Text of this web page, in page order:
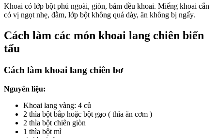
Khoai có lớp bột phủ ngoài, giòn, bám đều khoai. Miếng khoai cắn
có vị ngọt nhẹ, đằm, lớp bột không quá dày, ăn không bị ngấy.
Cách làm các món khoai lang chiên biến
tấu
Cách làm khoai lang chiên bơ
Nguyên liệu:
Khoai lang vàng: 4 củ
2 thìa bột bắp hoặc bột gạo ( thìa ăn cơm )
2 thìa bột chiên giòn
1 thìa bột mì